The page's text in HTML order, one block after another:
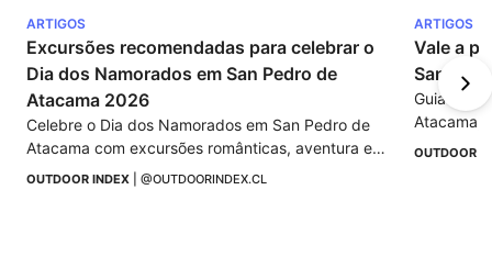
ARTIGOS
Excursões recomendadas para celebrar o
Dia dos Namorados em San Pedro de
Atacama 2026
Celebre o Dia dos Namorados em San Pedro de
Atacama com excursões românticas, aventura e
programas de vários dias no deserto mais
OUTDOOR INDEX @OUTDOORINDEX.CL
ARTIGOS
Vale a
San
Guia
Atacama,
como
OUTDOOR